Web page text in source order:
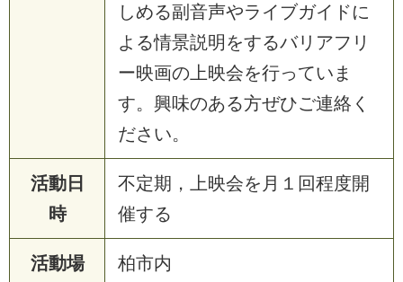
しめる副音声やライブガイドに
よる情景説明をするバリアフリ
ー映画の上映会を行っていま
す。興味のある方ぜひご連絡く
ださい。
活動日
時
不定期，上映会を月１回程度開
催する
活動場
柏市内